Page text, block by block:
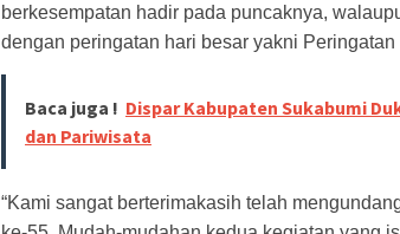
berkesempatan hadir pada puncaknya,
dengan peringatan hari besar yakni
Baca juga ! Dispar Kabupaten Sukabumi
dan Pariwisata
“Kami sangat berterimakasih telah